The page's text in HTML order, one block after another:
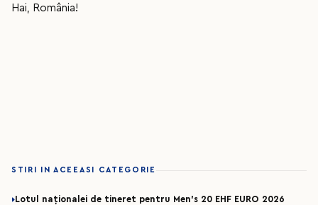
Hai, România!
STIRI IN ACEEASI CATEGORIE
Lotul naționalei de tineret pentru Men’s 20 EHF EURO 2026